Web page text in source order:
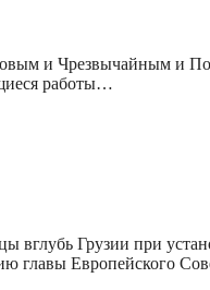
и Чрезвычайным
работы…
вглубь Грузии при
Европейского